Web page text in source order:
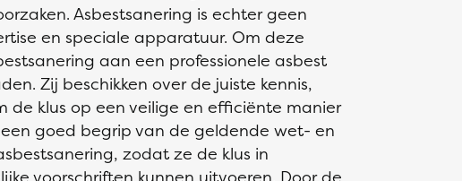
Asbestsanering is echter geen
en speciale apparatuur. Om deze
aan een professionele asbest
Zij beschikken over de juiste kennis,
klus op een veilige en efficiënte manier
goed begrip van de geldende wet- en
zodat ze de klus in